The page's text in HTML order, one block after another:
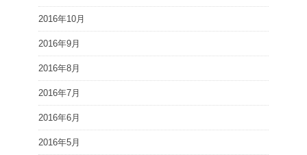
2016年10月
2016年9月
2016年8月
2016年7月
2016年6月
2016年5月